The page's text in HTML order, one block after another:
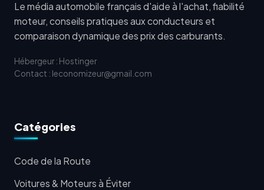
Le média automobile français d'aide à l'achat, fiabilité
moteur, conseils pratiques aux conducteurs et
comparaison dynamique des prix des carburants.
Hébergeur : Hostinger
Contact : leconomizeur@gmail.com
Catégories
Code de la Route
Voitures & Moteurs à Éviter